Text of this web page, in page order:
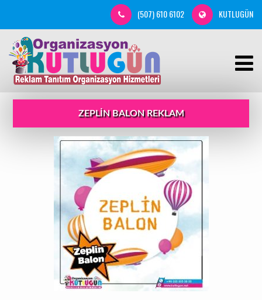
(507) 610 6102 KUTLUGÜN
ZEPLIN BALON REKLAM